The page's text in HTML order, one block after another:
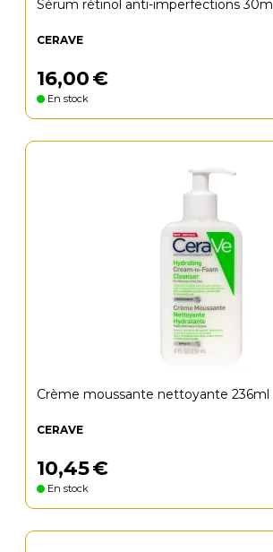
Sérum rétinol anti-imperfections 30ml
CERAVE
16,00€
En stock
Crème moussante nettoyante 236ml
CERAVE
10,45€
En stock